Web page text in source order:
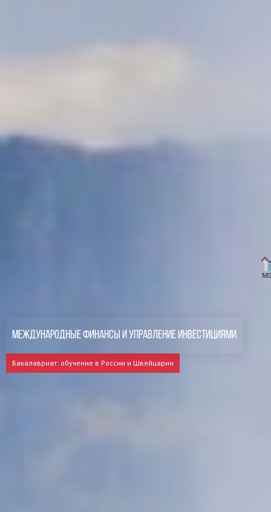
Международные финансы и управление инвестициями
Бакалавриат: обучение в России и Швейцарии